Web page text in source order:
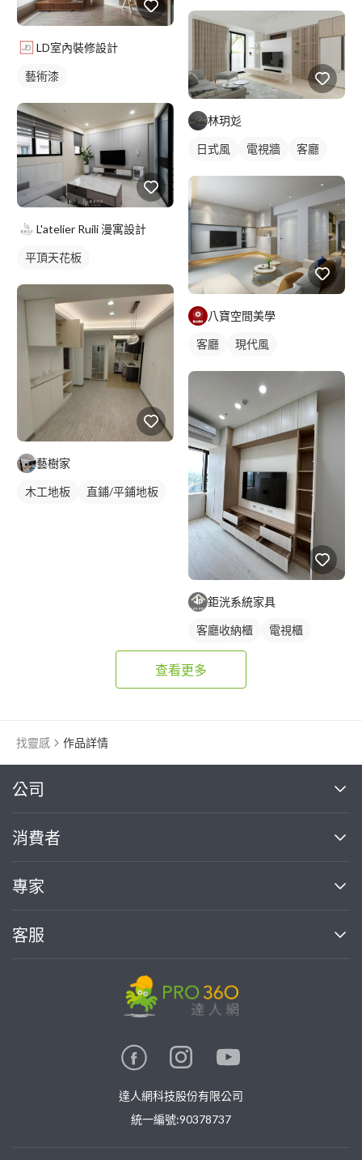
LD室內裝修設計
藝術漆
L'atelier Ruili 漫寓設計
平頂天花板
藝樹家
木工地板 直鋪/平鋪地板
林玥彣
日式風 電視牆 客廳
八寶空間美學
客廳 現代風
鉅洸系統家具
客廳收納櫃
電視櫃
木作櫃
查看更多
找靈感 作品詳情
公司
關於我們
部落格
加入我們
消費者
買服務
熱門服務
專家
案件中心
客服
達人網科技股份有限公司
統一編號:90378737
繼續完成